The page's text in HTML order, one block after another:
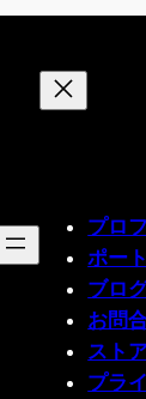
プロ
ポー
ブロ
お問
スト
プラ